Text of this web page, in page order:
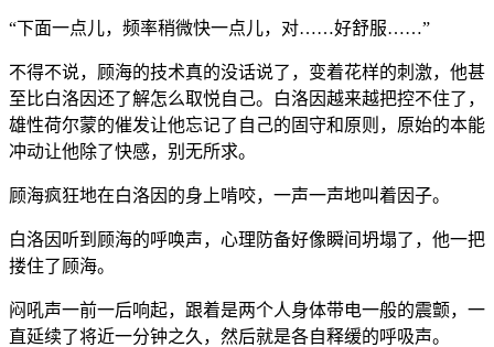
“下面一点儿，频率稍微快一点儿，对……好舒服……”
不得不说，顾海的技术真的没话说了，变着花样的刺激，他甚
至比白洛因还了解怎么取悦自己。白洛因越来越把控不住了，
雄性荷尔蒙的催发让他忘记了自己的固守和原则，原始的本能
冲动让他除了快感，别无所求。
顾海疯狂地在白洛因的身上啃咬，一声一声地叫着因子。
白洛因听到顾海的呼唤声，心理防备好像瞬间坍塌了，他一把
搂住了顾海。
闷吼声一前一后响起，跟着是两个人身体带电一般的震颤，一
直延续了将近一分钟之久，然后就是各自释缓的呼吸声。